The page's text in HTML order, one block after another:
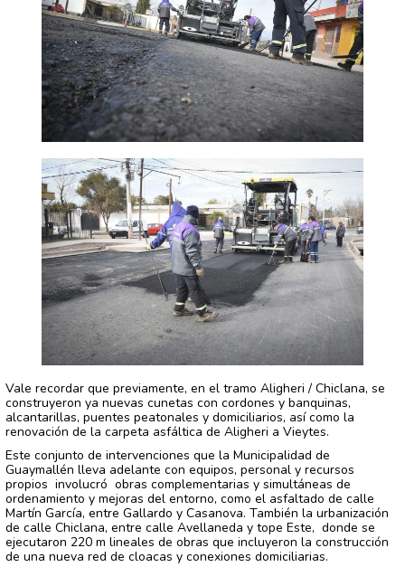
Vale recordar que previamente, en el tramo Aligheri / Chiclana, se
construyeron ya nuevas cunetas con cordones y banquinas,
alcantarillas, puentes peatonales y domiciliarios, así como la
renovación de la carpeta asfáltica de Aligheri a Vieytes.
Este conjunto de intervenciones que la Municipalidad de
Guaymallén lleva adelante con equipos, personal y recursos
propios involucró obras complementarias y simultáneas de
ordenamiento y mejoras del entorno, como el asfaltado de calle
Martín García, entre Gallardo y Casanova. También la urbanización
de calle Chiclana, entre calle Avellaneda y tope Este, donde se
ejecutaron 220 m lineales de obras que incluyeron la construcción
de una nueva red de cloacas y conexiones domiciliarias.